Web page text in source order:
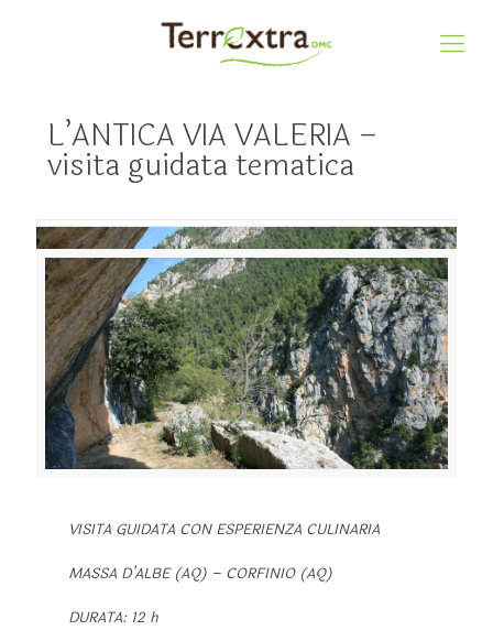
L’ANTICA VIA VALERIA –
visita guidata tematica
VISITA GUIDATA CON ESPERIENZA CULINARIA
MASSA D’ALBE (AQ) – CORFINIO (AQ)
DURATA: 12 h